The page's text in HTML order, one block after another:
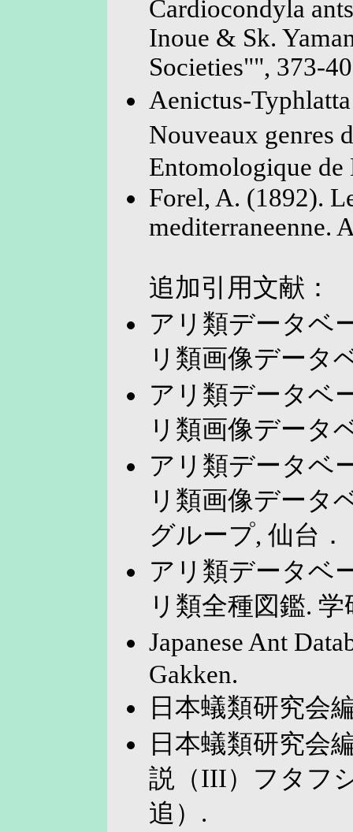
Cardiocondyla
Inoue & Sk.
Societies"", 373-
Aenictus-
Nouveaux genres
Entomologique
Forel, A. (1892).
mediterraneenne.
追加引用文献：
アリ類データベ
リ類画像データ
アリ類データベ
リ類画像データ
アリ類データベ
リ類画像データ
グループ, 仙台．
アリ類データベ
リ類全種図鑑. 学
Japanese Ant
Gakken.
日本蟻類研究会
日本蟻類研究会
説（III）フタフ
追）.